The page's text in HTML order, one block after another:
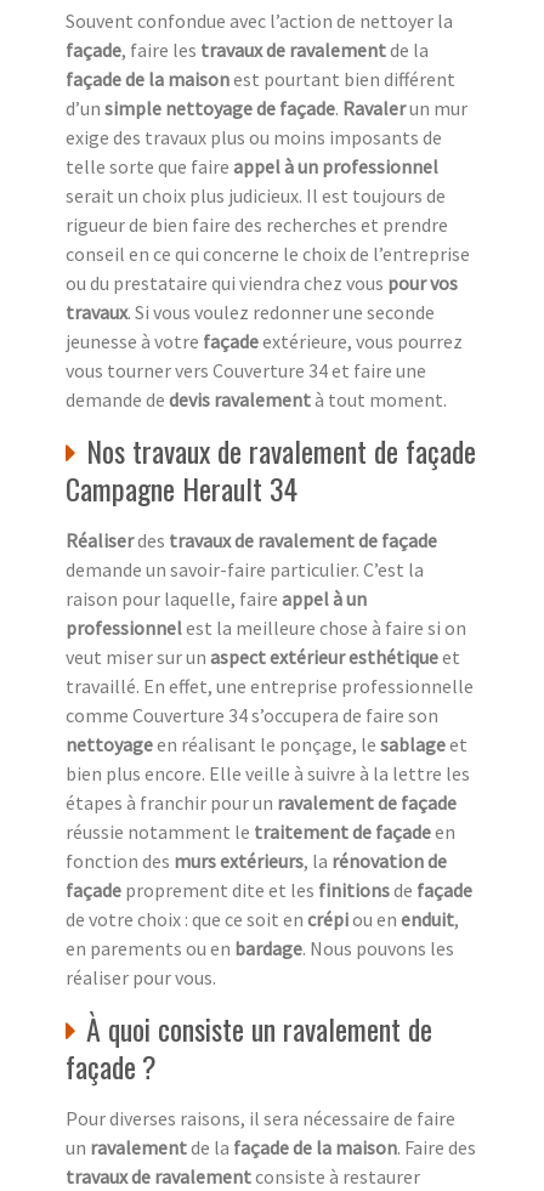
Souvent confondue avec l’action de nettoyer la
façade, faire les travaux de ravalementde la
façade de la maisonest pourtant bien différent
d’un simple nettoyage de façade. Ravalerun mur
exige des travaux plus ou moins imposants de
telle sorte que faire appel à un professionnel
serait un choix plus judicieux. Il est toujours de
rigueur de bien faire des recherches et prendre
conseil en ce qui concerne le choix de l’entreprise
ou du prestataire qui viendra chez vous pour vos
travaux. Si vous voulez redonner une seconde
jeunesse à votre façadeextérieure, vous pourrez
vous tourner vers Couverture 34 et faire une
demande de devis ravalementà tout moment.
Nos travaux de ravalement de façade
Campagne Herault 34
Réaliserdes travaux de ravalement de façade
demande un savoir-faire particulier. C’est la
raison pour laquelle, faire appel à un
professionnelest la meilleure chose à faire si on
veut miser sur un aspect extérieur esthétiqueet
travaillé. En effet, une entreprise professionnelle
comme Couverture 34 s’occupera de faire son
nettoyageen réalisant le ponçage, le sablageet
bien plus encore. Elle veille à suivre à la lettre les
étapes à franchir pour un ravalement de façade
réussie notamment le traitement de façadeen
fonction des murs extérieurs, la rénovation de
façade proprement dite et les finitionsde façade
de votre choix : que ce soit en crépiou en enduit,
en parements ou en bardage. Nous pouvons les
réaliser pour vous.
À quoi consiste un ravalement de
façade ?
Pour diverses raisons, il sera nécessaire de faire
un ravalementde la façade de la maison. Faire des
travaux de ravalementconsiste à restaurer